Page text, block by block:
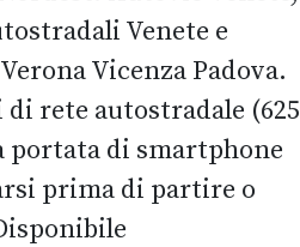
Venete e
Vicenza Padova.
rete autostradale (625
portata di smartphone
prima di partire o